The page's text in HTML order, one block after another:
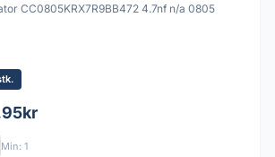
CC0805KRX7R9BB472 4.7nf n/a 0805
Min: 1